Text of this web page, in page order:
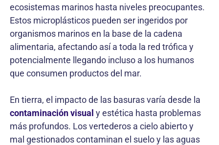
ecosistemas marinos hasta niveles preocupantes.
Estos microplásticos pueden ser ingeridos por
organismos marinos en la base de la cadena
alimentaria, afectando así a toda la red trófica y
potencialmente llegando incluso a los humanos
que consumen productos del mar.
En tierra, el impacto de las basuras varía desde la
contaminación visual y estética hasta problemas
más profundos. Los vertederos a cielo abierto y
mal gestionados contaminan el suelo y las aguas